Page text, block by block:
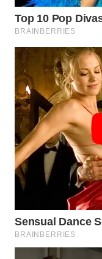
WN
LAWAS
WN
SUMEDANG
WN
CIANJUR
WN
KEPULAUAN
WN
TANGERANG